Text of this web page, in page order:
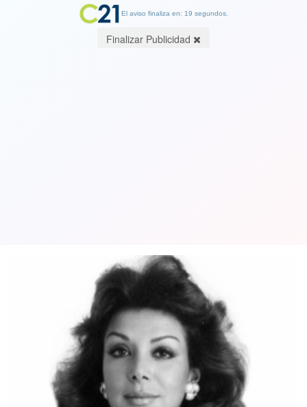
El aviso finaliza en: 19 segundos.
Finalizar Publicidad